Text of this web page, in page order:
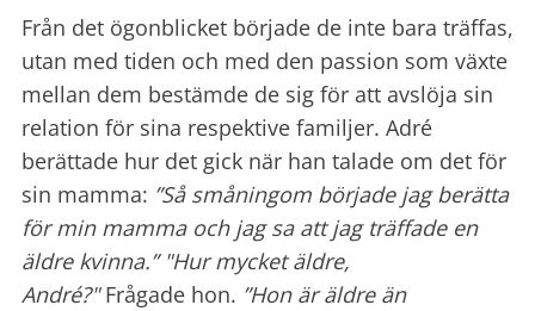
Från det ögonblicket började de inte bara träffas,
utan med tiden och med den passion som växte
mellan dem bestämde de sig för att avslöja sin
relation för sina respektive familjer. Adré
berättade hur det gick när han talade om det för
sin mamma: ”Så småningom började jag berätta
för min mamma och jag sa att jag träffade en
äldre kvinna.” "Hur mycket äldre,
André?"Frågade hon. ”Hon är äldre än